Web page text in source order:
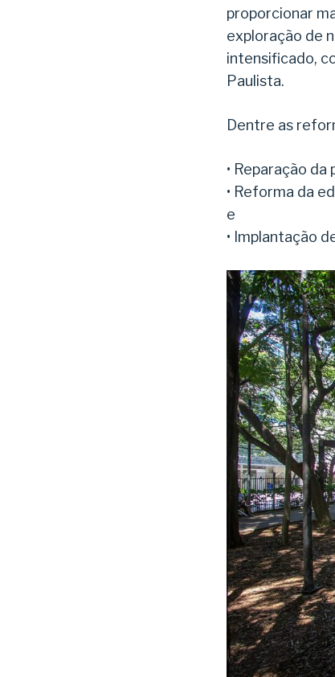
proporcionar
exploração de
intensificado,
Paulista.
Dentre as
• Reparação
• Reforma da
e
• Implantação